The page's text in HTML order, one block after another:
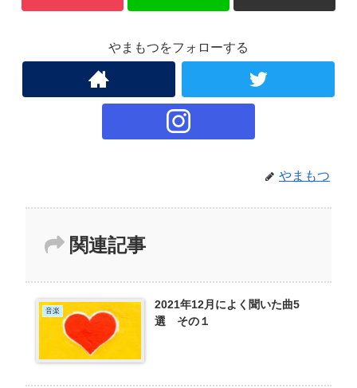
やまもつをフォローする
やまもつ
関連記事
音楽
2021年12月によく聞いた曲5
選 その１